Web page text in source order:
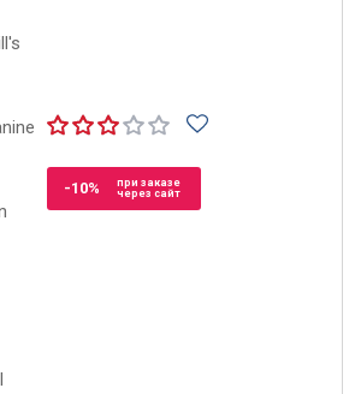
-10%
при заказе
через сайт